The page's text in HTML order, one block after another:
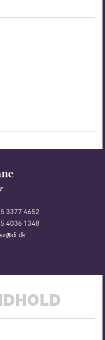
3377 4652
4036 1348